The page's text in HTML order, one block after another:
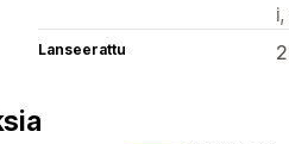
Lanseerattu